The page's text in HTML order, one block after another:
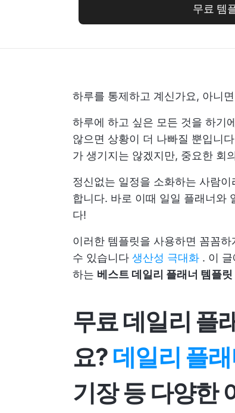
무료 템
하루를 통제하고 계신가요, 아니
하루에 하고 싶은 모든 것을 하기
않으면 상황이 더 나빠질 뿐입니
가 생기지는 않겠지만, 중요한 회
정신없는 일정을 소화하는 사람
합니다. 바로 이때 일일 플래너와
다!
이러한 템플릿을 사용하면 꼼꼼
수 있습니다 생산성 극대화 . 이
하는 베스트 데일리 플래너 템플릿
무료 데일리 플
요? 데일리 플
기장 등 다양한